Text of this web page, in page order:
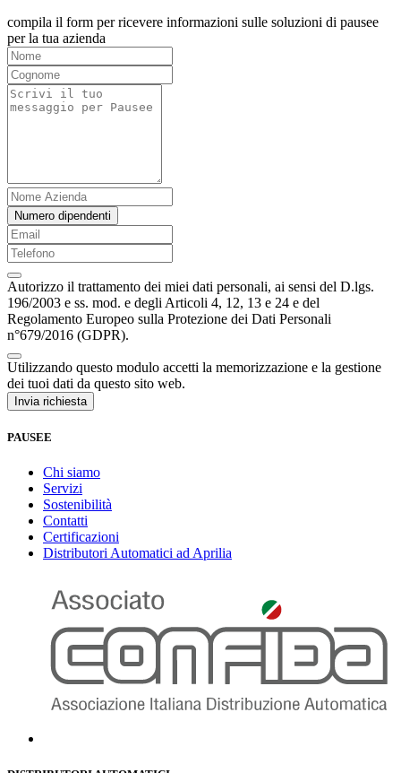
compila il form per ricevere informazioni sulle soluzioni di pausee
per la tua azienda
Numero dipendenti
Autorizzo il trattamento dei miei dati personali, ai sensi del D.lgs.
196/2003 e ss. mod. e degli Articoli 4, 12, 13 e 24 e del
Regolamento Europeo sulla Protezione dei Dati Personali
n°679/2016 (GDPR).
Utilizzando questo modulo accetti la memorizzazione e la gestione
dei tuoi dati da questo sito web.
Invia richiesta
PAUSEE
Chi siamo
Servizi
Sostenibilità
Contatti
Certificazioni
Distributori Automatici ad Aprilia